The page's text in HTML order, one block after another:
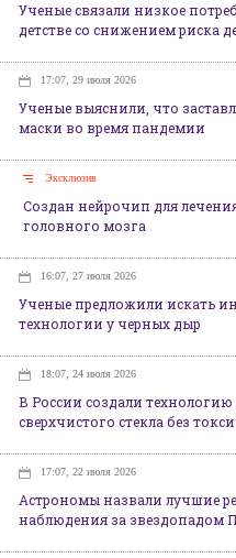
Ученые связали низкое
детстве со снижением риска
17:07, 29 июля 2026
Ученые выяснили, что
маски во время пандемии
Эксклюзив
Создан нейрочип для
головного мозга
16:07, 27 июля 2026
Ученые предложили искать
технологии у черных дыр
18:07, 24 июля 2026
В России создали
сверхчистого стекла без
17:07, 22 июля 2026
Астрономы назвали лучшие
наблюдения за звездопадом